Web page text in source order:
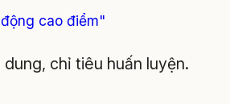
cao điểm"
chỉ tiêu huấn luyện.